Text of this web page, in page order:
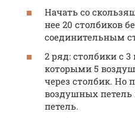
Начать со
нее 20 столбиков
соединительным
2 ряд: столбики с
которыми 5
через столбик. Но
воздушных
петель.